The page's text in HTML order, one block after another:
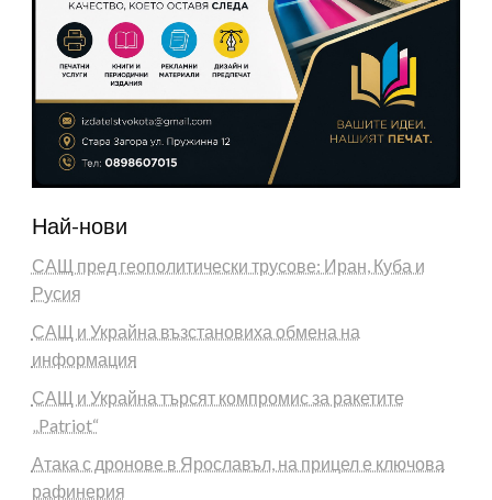
Най-нови
САЩ пред геополитически трусове: Иран, Куба и
Русия
САЩ и Украйна възстановиха обмена на
информация
САЩ и Украйна търсят компромис за ракетите
„Patriot“
Атака с дронове в Ярославъл, на прицел е ключова
рафинерия